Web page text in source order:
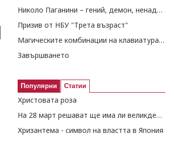
Николо Паганини – гений, демон, ненадминат виртуоз
Призив от НБУ "Трета възраст"
Магическите комбинации на клавиатурата
Завършването
Популярни Статии
Христовата роза
На 28 март решават ще има ли великденски добавки за пенсионерите
Хризантема - символ на властта в Япония